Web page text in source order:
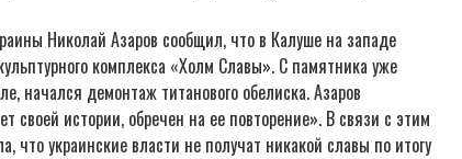
Николай Азаров сообщил, что в Калуше на западе
комплекса «Холм Славы». С памятника уже
начался демонтаж титанового обелиска. Азаров
своей истории, обречен на ее повторение». В связи с этим
украинские власти не получат никакой славы по итогу